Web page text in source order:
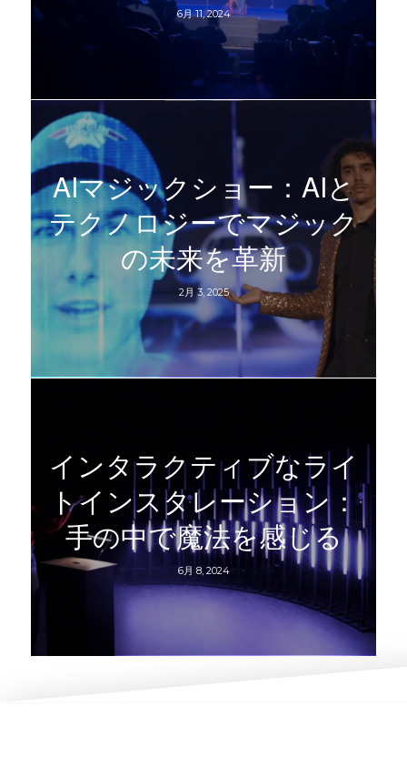
6月 11, 2024
AIマジックショー：AIと
テクノロジーでマジック
の未来を革新
2月 3, 2025
インタラクティブなライ
トインスタレーション：
手の中で魔法を感じる
6月 8, 2024